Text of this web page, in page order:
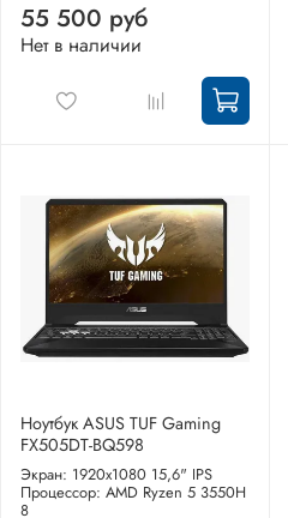
55 500 руб
Нет в наличии
Ноутбук ASUS TUF Gaming
FX505DT-BQ598
Экран: 1920x1080 15,6" IPS
Процессор: AMD Ryzen 5 3550H
8